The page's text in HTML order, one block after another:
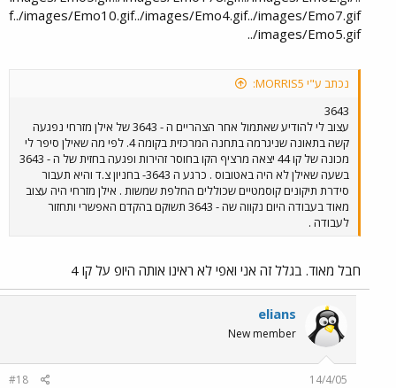
f../images/Emo10.gif../images/Emo4.gif../images/Emo7.gif
../images/Emo5.gif
נכתב ע"י MORRIS5:
3643
עצוב לי להודיע שאתמול אחר הצהריים ה - 3643 של אילן מזרחי נפגעה
קשה בתאונה שניגרמה בתחנה המרכזית בקומה 4. לפי מה שאילן סיפר לי
מכונה של קו 44 יצאה מרציף הקו בחוסר זהירות ופגעה בחזית של ה - 3643
בשעה שאילן לא היה באטובוס . כרגע ה 3643- בחניון צ.ד והיא תעבור
סידרת תיקונים קוסמטיים שכוללים החלפת שמשות . אילן מזרחי היה עצוב
מאוד בעבודה היום נקווה שה - 3643 תשוקם בהקדם האפשרי ותחזור
לעבודה .
חבל מאוד. בגלל זה אני ואפי לא ראינו אותה היופ על קו 4
elians
New member
14/4/05
#18